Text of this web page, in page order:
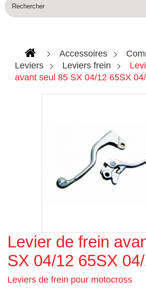
Accessoires
Leviers
Leviers frein
avant seul 85 SX 04/12 65SX
Agrandir l'image
Levier de frein
SX 04/12 65SX
Leviers de frein pour motocross